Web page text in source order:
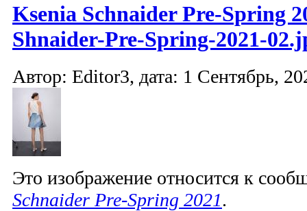
Ksenia Schnaider Pre-Spring
Shnaider-Pre-Spring-2021-
Автор: Editor3, дата: 1 Сентябрь,
Это изображение относится к
Schnaider Pre-Spring 2021.